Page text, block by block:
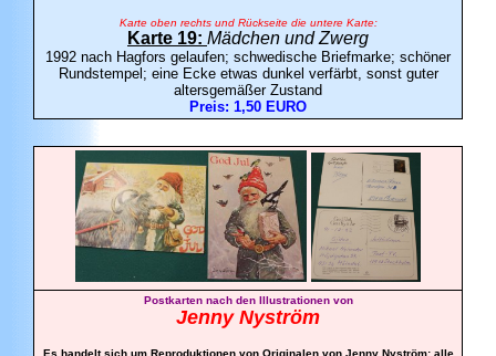
Karte oben rechts und Rückseite die untere Karte:
Karte 19: Mädchen und Zwerg
1992 nach Hagfors gelaufen; schwedische Briefmarke; schöner
Rundstempel; eine Ecke etwas dunkel verfärbt, sonst guter
altersgemäßer Zustand
Preis: 1,50 EURO
Postkarten nach den Illustrationen von
Jenny Nyström
Es handelt sich um Reproduktionen von Originalen von Jenny Nyström; alle